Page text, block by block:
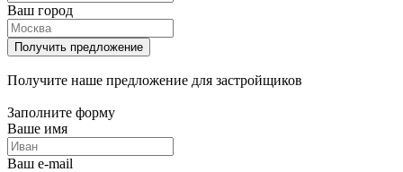
Ваш город
Получите наше предложение для застройщиков
Заполните форму
Ваше имя
Ваш e-mail